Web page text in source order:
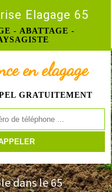
Elagage 65
- ABATTAGE -
en elagage
GRATUITEMENT
dans le 65